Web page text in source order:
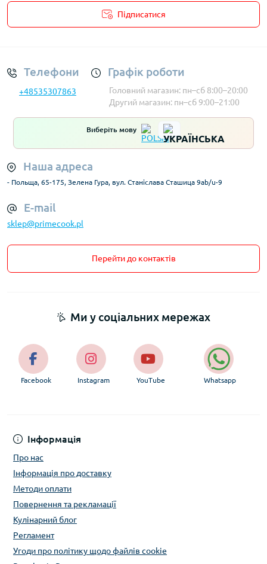
Підписатися
Телефони
+48535307863
Графік роботи
Головний магазин: пн–сб 8:00–20:00
Другий магазин: пн–сб 9:00–21:00
Виберіть мову
Наша адреса
- Польща, 65-175, Зелена Гура, вул. Станіслава Сташица 9ab/u-9
E-mail
sklep@primecook.pl
Перейти до контактів
Інформація
Про нас
Інформація про доставку
Методи оплати
Повернення та рекламації
Кулінарний блог
Регламент
Угоди про політику щодо файлів cookie
Ми у соціальних мережах
Facebook Instagram YouTube Whatsapp